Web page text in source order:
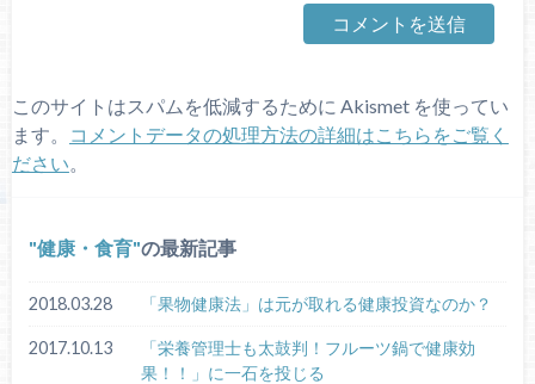
このサイトはスパムを低減するために Akismet を使ってい
ます。
コメントデータの処理方法の詳細はこちらをご覧く
ださい。
健康・食育 の最新記事
2018.03.28 「果物健康法」は元が取れる健康投資なのか？
2017.10.13
「栄養管理士も太鼓判！フルーツ鍋で健康効
果！！」に一石を投じる